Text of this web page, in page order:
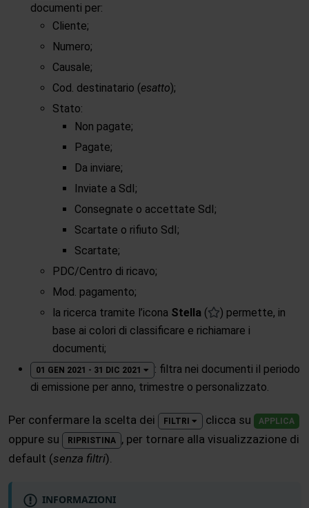
documenti per:
Cliente;
Numero;
Causale;
Cod. destinatario (esatto);
Stato:
Non pagate;
Pagate;
Da inviare;
Inviate a SdI;
Consegnate o accettate SdI;
Scartate o rifiuto SdI;
Scartate;
PDC/Centro di ricavo;
Mod. pagamento;
la ricerca tramite l’icona Stella (
) permette, in
base ai colori di classificare e richiamare i
documenti;
01 GEN 2021 - 31 DIC 2021
: filtra nei documenti il periodo
di emissione per anno, trimestre o personalizzato.
Per confermare la scelta dei FILTRI clicca su APPLICA
oppure su RIPRISTINA
, per tornare alla visualizzazione di
default (senza filtri).
INFORMAZIONI